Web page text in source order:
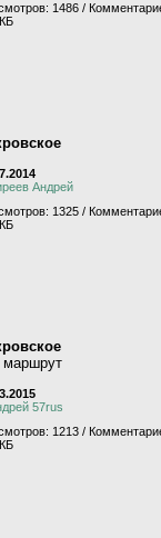
1486 /
Aндpeй
1325 /
маршрут
57rus
1213 /